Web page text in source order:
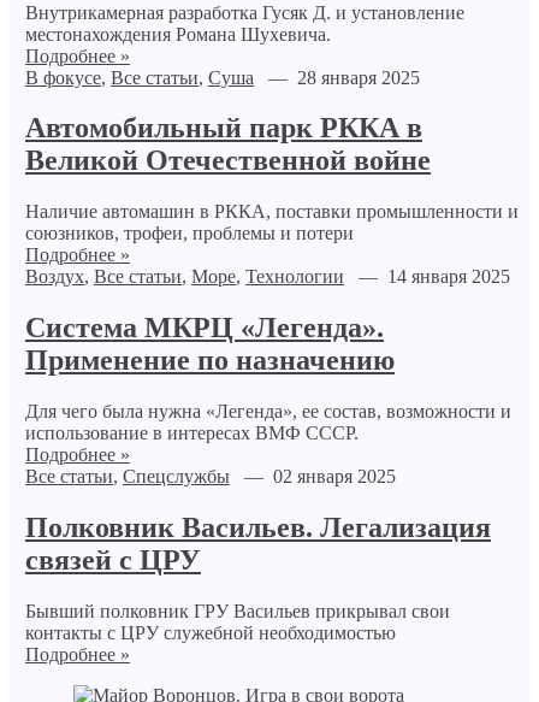
Внутрикамерная разработка Гусяк Д. и установление
местонахождения Романа Шухевича.
Подробнее »
В фокусе, Все статьи, Суша — 28 января 2025
Автомобильный парк РККА в
Великой Отечественной войне
Наличие автомашин в РККА, поставки промышленности и
союзников, трофеи, проблемы и потери
Подробнее »
Воздух, Все статьи, Море, Технологии — 14 января 2025
Система МКРЦ «Легенда».
Применение по назначению
Для чего была нужна «Легенда», ее состав, возможности и
использование в интересах ВМФ СССР.
Подробнее »
Все статьи, Спецслужбы— 02 января 2025
Полковник Васильев. Легализация
связей с ЦРУ
Бывший полковник ГРУ Васильев прикрывал свои
контакты с ЦРУ служебной необходимостью
Подробнее »